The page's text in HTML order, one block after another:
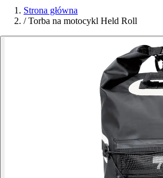
Strona główna
/ Torba na motocykl Held Roll